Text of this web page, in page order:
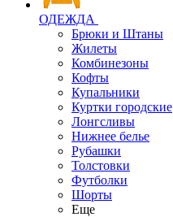
ОДЕЖДА
Брюки и Штаны
Жилеты
Комбинезоны
Кофты
Купальники
Куртки городские
Лонгсливы
Нижнее белье
Рубашки
Толстовки
Футболки
Шорты
Еще